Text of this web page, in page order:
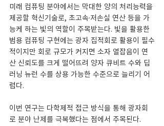
미래 컴퓨팅 분야에서는 막대한 양의 처리능력을
제공할 혁신기술로, 초고속·저손실 연산 등을 가
능케 하는 빛의 역할이 주목받는다. 빛을 활용한
범용 컴퓨팅 구현에는 광자 집적회로 활용이 필수
적이지만 회로 규모가 커지면 소자 열잡음이 연
산 신뢰도를 크게 떨어뜨려 양자 큐비트 수와 딥
러닝 뉴런 수를 상용 가능한 수준으로 늘리기 어
렵다.
이번 연구는 다학제적 접근 방식을 통해 광자회
로 분야 난제를 극복했다는 점에서 주목된다.